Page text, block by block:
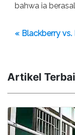
bahwa ia
« Blackberry vs.
Artikel